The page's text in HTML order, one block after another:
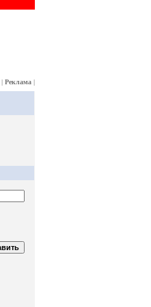
| Реклама |